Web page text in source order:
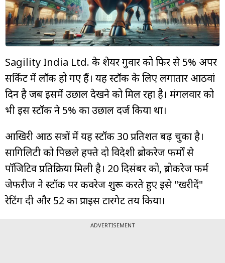
म्यूचुअल
फंड
Sagility India Ltd. के शेयर गुरुवार को फिर से 5% अपर
सर्किट में लॉक हो गए हैं। यह स्टॉक के लिए लगातार आठवां
दिन है जब इसमें उछाल देखने को मिल रहा है। मंगलवार को
भी इस स्टॉक ने 5% का उछाल दर्ज किया था।
आखिरी आठ सत्रों में यह स्टॉक 30 प्रतिशत बढ़ चुका है।
सागिलिटी को पिछले हफ्ते दो विदेशी ब्रोकरेज फर्मों से
पॉजिटिव प्रतिक्रिया मिली है। 20 दिसंबर को, ब्रोकरेज फर्म
जेफरीज ने स्टॉक पर कवरेज शुरू करते हुए इसे "खरीदें"
रेटिंग दी और ₹52 का प्राइस टारगेट तय किया।
ADVERTISEMENT